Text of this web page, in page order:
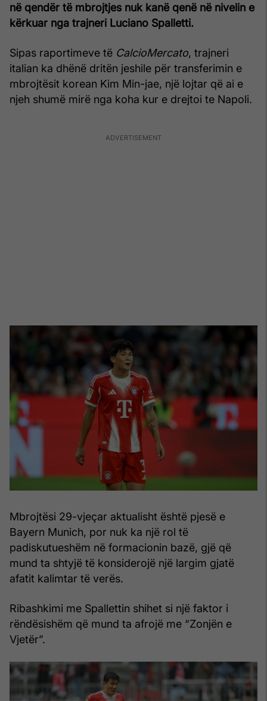
në qendër të mbrojtjes nuk kanë qenë në nivelin e
kërkuar nga trajneri Luciano Spalletti.
Sipas raportimeve të CalcioMercato, trajneri
italian ka dhënë dritën jeshile për transferimin e
mbrojtësit korean Kim Min-jae, një lojtar që ai e
njeh shumë mirë nga koha kur e drejtoi te Napoli.
Mbrojtësi 29-vjeçar aktualisht është pjesë e
Bayern Munich, por nuk ka një rol të
padiskutueshëm në formacionin bazë, gjë që
mund ta shtyjë të konsiderojë një largim gjatë
afatit kalimtar të verës.
Ribashkimi me Spallettin shihet si një faktor i
rëndësishëm që mund ta afrojë me “Zonjën e
Vjetër”.